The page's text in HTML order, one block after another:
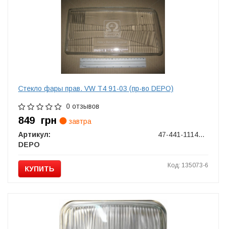
Стекло фары прав. VW T4 91-03 (пр-во DEPO)
0 отзывов
849 грн
завтра
Артикул:
47-441-1114RELD
DEPO
КУПИТЬ Код: 135073-6